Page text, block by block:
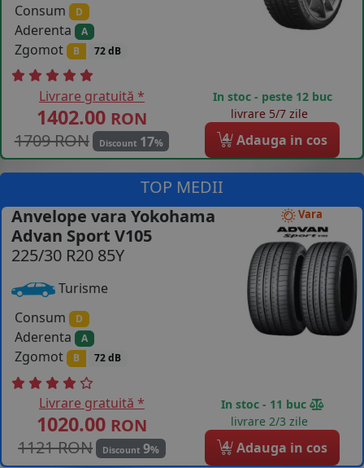
Consum
D
Aderenta A
Zgomot B 72 dB
Livrare gratuită *
1402.00 RON
1709 RON
Discount 17%
In stoc - peste 12 buc
livrare 5/7 zile
4 Adauga in cos
TOP MEDII
Vara
Anvelope vara Yokohama
Advan Sport V105
225/30 R20 85Y
Turisme
Consum
D
Aderenta A
Zgomot B 72 dB
Livrare gratuită *
1020.00 RON
1121 RON
Discount 9%
In stoc - 11 buc
livrare 2/3 zile
4 Adauga in cos